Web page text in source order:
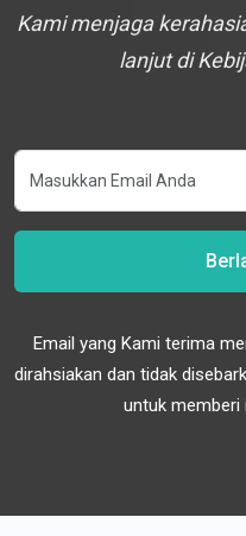
Kami menjaga
lanjut di
Email yang Kami terima
dirahsiakan dan tidak
untuk memberi